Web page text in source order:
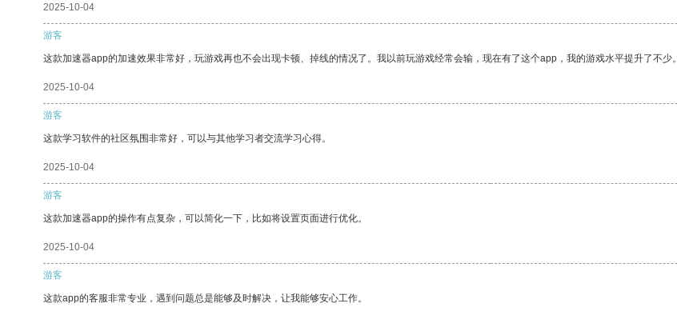
2025-10-04
游客
这款加速器app的加速效果非常好，玩游戏再也不会出现卡顿、掉线的情况了。我以前玩游戏经常会输，现在有了这个app，我的游戏水平提升了不少。
2025-10-04
游客
这款学习软件的社区氛围非常好，可以与其他学习者交流学习心得。
2025-10-04
游客
这款加速器app的操作有点复杂，可以简化一下，比如将设置页面进行优化。
2025-10-04
游客
这款app的客服非常专业，遇到问题总是能够及时解决，让我能够安心工作。